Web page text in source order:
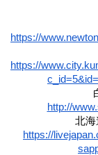
https://
https://
http://
北海
https://